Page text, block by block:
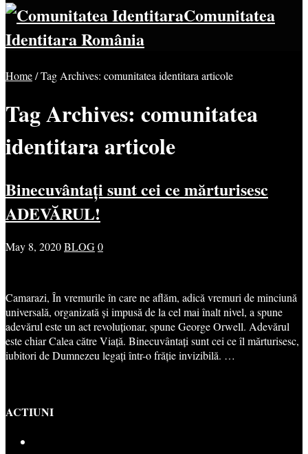
Comunitatea
Identitara România
Home/Tag Archives: comunitatea identitara articole
Tag Archives: comunitatea
identitara articole
Binecuvântați sunt cei ce mărturisesc
ADEVĂRUL!
May 8, 2020BLOG0
Camarazi, În vremurile în care ne aflăm, adică vremuri de minciună
universală, organizată și impusă de la cel mai înalt nivel, a spune
adevărul este un act revoluționar, spune George Orwell. Adevărul
este chiar Calea către Viață. Binecuvântați sunt cei ce îl mărturisesc,
iubitori de Dumnezeu legați într-o frăție invizibilă. …
ACTIUNI